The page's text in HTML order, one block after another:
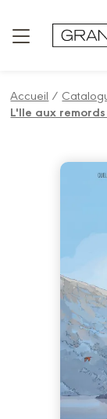
Accueil /
L'Ile aux